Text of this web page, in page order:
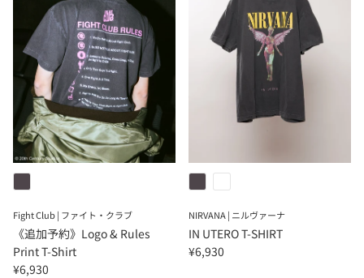
Fight Club | ファイト・クラブ
《追加予約》Logo & Rules
Print T-Shirt
¥6,930
NIRVANA | ニルヴァーナ
IN UTERO T-SHIRT
¥6,930